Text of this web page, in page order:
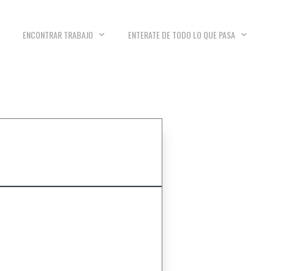
ENCONTRAR TRABAJO ENTERATE DE TODO LO QUE PASA